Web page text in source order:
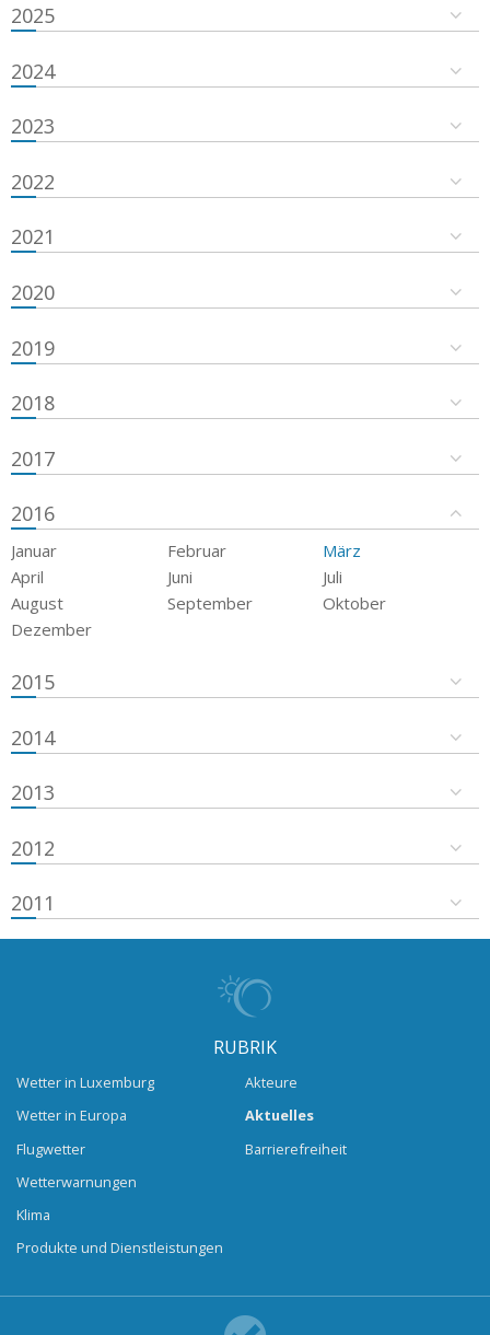
2025
2024
2023
2022
2021
2020
2019
2018
2017
2016
Januar Februar
März
April
Juni
Juli
August
September
Oktober
Dezember
2015
2014
2013
2012
2011
RUBRIK
Wetter in Luxemburg
Wetter in Europa
Flugwetter
Wetterwarnungen
Klima
Produkte und Dienstleistungen
Akteure
Aktuelles
Barrierefreiheit